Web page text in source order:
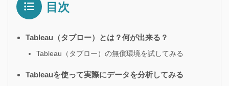
目次
Tableau（タブロー）とは？何が出来る？
Tableau（タブロー）の無償環境を試してみる
Tableauを使って実際にデータを分析してみる